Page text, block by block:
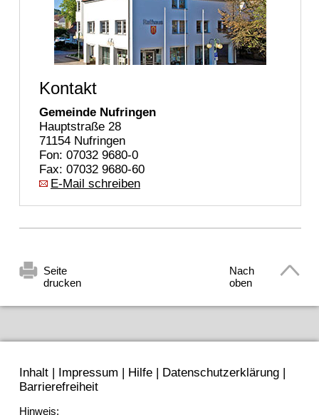
Kontakt
Gemeinde Nufringen
Hauptstraße 28
71154 Nufringen
Fon: 07032 9680-0
Fax: 07032 9680-60
E-Mail schreiben
Seite
drucken
Nach
oben
Inhalt| Impressum Hilfe| Datenschutzerklärung|
Barrierefreiheit
Hinweis: